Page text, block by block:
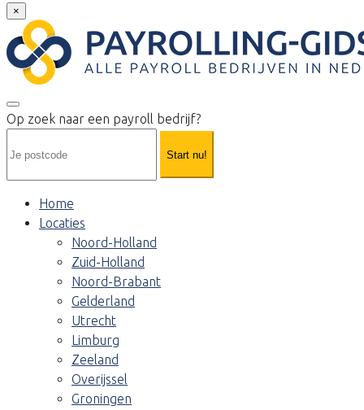
×
Op zoek naar een payroll bedrijf?
Start nu!
Home
Locaties
Noord-Holland
Zuid-Holland
Noord-Brabant
Gelderland
Utrecht
Limburg
Zeeland
Overijssel
Groningen